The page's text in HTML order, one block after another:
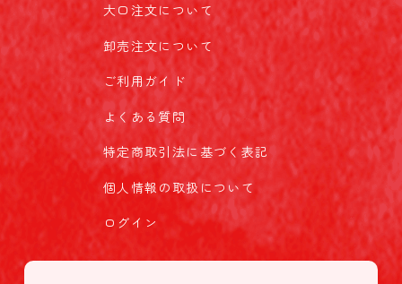
大口注文について
卸売注文について
ご利用ガイド
よくある質問
特定商取引法に基づく表記
個人情報の取扱について
ログイン